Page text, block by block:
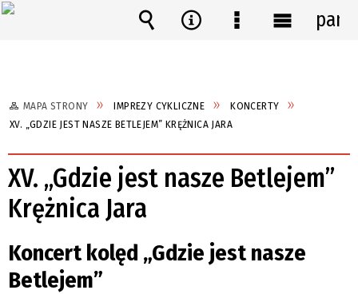
MAPA STRONY IMPREZY CYKLICZNE
KONCERTY
XV. „GDZIE JEST NASZE BETLEJEM” KRĘŻNICA JARA
XV. „Gdzie jest nasze Betlejem”
Krężnica Jara
Koncert kolęd „Gdzie jest nasze
Betlejem”